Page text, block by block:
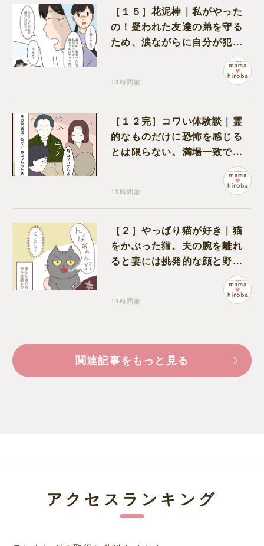
［１５］花泥棒｜私がやった
の！疑われた友達の弟を守る
ため、涙ながらに自分が犯人
13時間前
［１２完］コワい体験談｜霊
的なものだけに恐怖を感じる
とは限らない。満場一致でコ
ワいと認定された意外な体験
13時間前
［２］やっぱり猫が好き｜猫
をかぶった猫。夫の腕を離れ
ると妻には挑発的な顔と野太
13時間前
関連記事をもっと見る
アクセスランキング